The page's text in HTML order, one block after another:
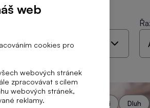
Zadlužování Dluh
web
cookies pro
webových stránek
zpracovávat s cílem
webových stránek,
reklamy.